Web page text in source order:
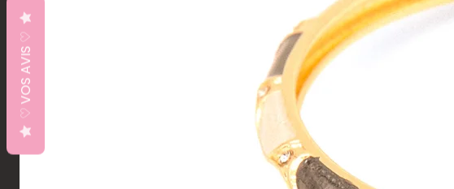
♡ VOS AVIS ♡